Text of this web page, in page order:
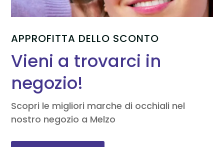
APPROFITTA DELLO SCONTO
Vieni a trovarci in
negozio!
Scopri le migliori marche di occhiali nel
nostro negozio a Melzo